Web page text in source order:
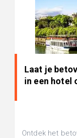
Laat je
in een hotel
Ontdek het